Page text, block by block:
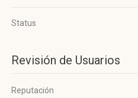
Status
Revisión de Usuarios
Reputación